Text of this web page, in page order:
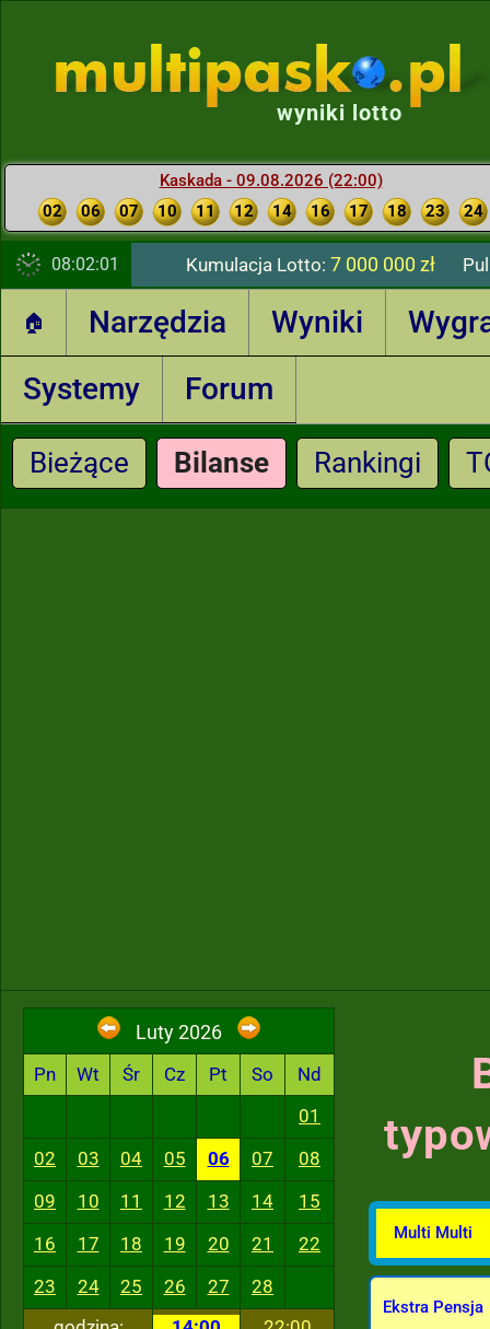
wyniki lotto
Kaskada - 09.08.2026 (22:00)
02
06 07 10 11 12 14 16 17 18 23 24
08:02:02 Kumulacja Lotto: 7 000 000 zł
🏠 Narzędzia Wyniki
Systemy
Forum
Bieżące Bilanse Rankingi
Luty 2026
Pn Wt Śr Cz Pt So
Nd
01
02
03 04 05 06 07
08
09
10 11 12 13 14
15
16
17 18 19 20 21
22
23
24 25 26 27
28
Multi Multi
Ekstra Pensja